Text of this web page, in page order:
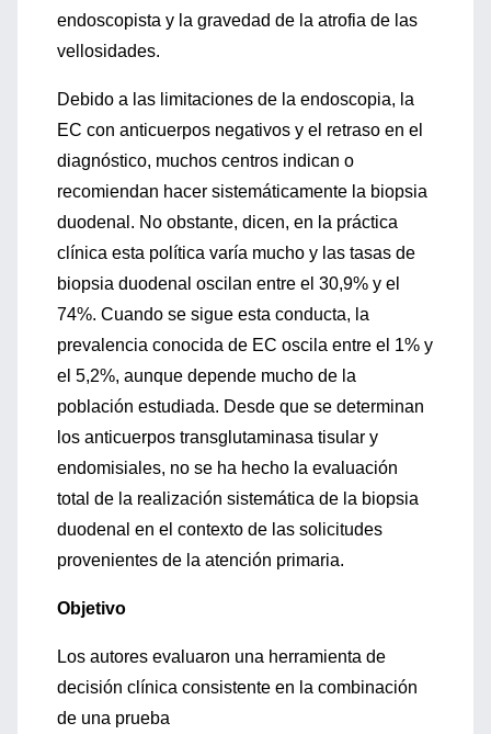
endoscopista y la gravedad de la atrofia de las
vellosidades.
Debido a las limitaciones de la endoscopia, la
EC con anticuerpos negativos y el retraso en el
diagnóstico, muchos centros indican o
recomiendan hacer sistemáticamente la biopsia
duodenal. No obstante, dicen, en la práctica
clínica esta política varía mucho y las tasas de
biopsia duodenal oscilan entre el 30,9% y el
74%. Cuando se sigue esta conducta, la
prevalencia conocida de EC oscila entre el 1% y
el 5,2%, aunque depende mucho de la
población estudiada. Desde que se determinan
los anticuerpos transglutaminasa tisular y
endomisiales, no se ha hecho la evaluación
total de la realización sistemática de la biopsia
duodenal en el contexto de las solicitudes
provenientes de la atención primaria.
Objetivo
Los autores evaluaron una herramienta de
decisión clínica consistente en la combinación
de una prueba